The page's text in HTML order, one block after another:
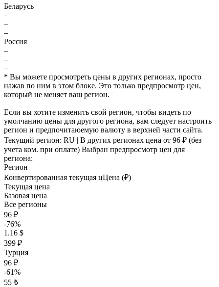
Беларусь
–
–
–
Россия
–
–
–
* Вы можете просмотреть цены в других регионах, просто
нажав по ним в этом блоке. Это только предпросмотр цен,
который не меняет ваш регион.
Если вы хотите изменить свой регион, чтобы видеть по
умолчанию цены для другого региона, вам следует настроить
регион и предпочитаюемую валюту в верхней части сайта.
Текущий регион: RU | В других регионах цена от 96 ₽ (без
учета ком. при оплате) Выбран предпросмотр цен для
региона:
Регион
Конвертированная текущая цЦена (₽)
Текущая цена
Базовая цена
Все регионы
96 ₽
-76%
1.16 $
399 ₽
Турция
96 ₽
-61%
55 ₺